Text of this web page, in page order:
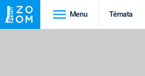
Menu Témata